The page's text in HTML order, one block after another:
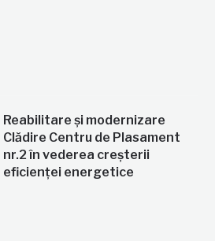
Reabilitare și modernizare
Clădire Centru de Plasament
nr.2 în vederea creșterii
eficienței energetice